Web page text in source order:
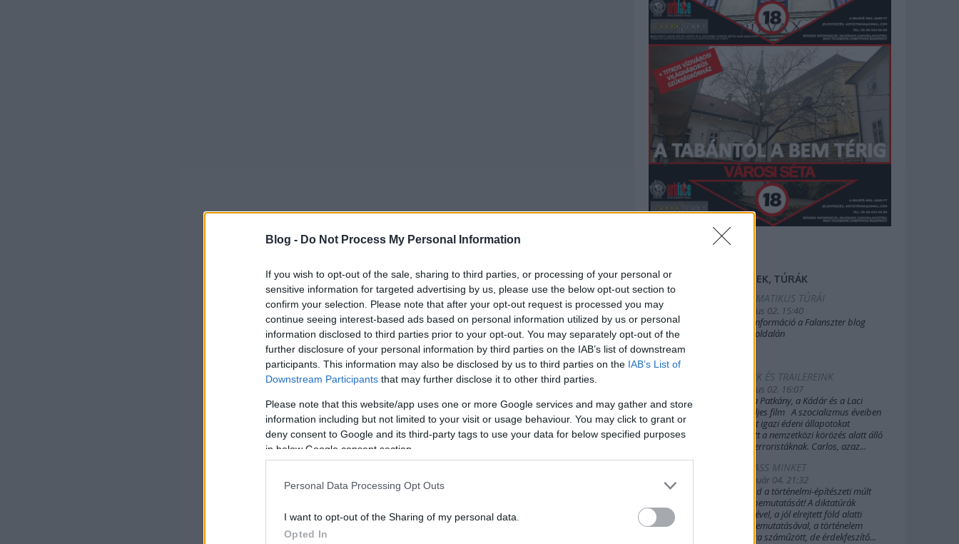
Blog - Do Not Process My Personal Information
If you wish to opt-out of the sale, sharing to third parties, or processing of your personal or
sensitive information for targeted advertising by us, please use the below opt-out section to
confirm your selection. Please note that after your opt-out request is processed you may
continue seeing interest-based ads based on personal information utilized by us or personal
information disclosed to third parties prior to your opt-out. You may separately opt-out of the
further disclosure of your personal information by third parties on the IAB’s list of downstream
participants. This information may also be disclosed by us to third parties on the IAB’s List of
Downstream Participants that may further disclose it to other third parties.
Please note that this website/app uses one or more Google services and may gather and store
information including but not limited to your visit or usage behaviour. You may click to grant or
deny consent to Google and its third-party tags to use your data for below specified purposes
in below Google consent section.
Personal Data Processing Opt Outs
I want to opt-out of the Sharing of my personal data.
Opted In
FILMEK, TÚRÁK
2025.TEMATIKUS TÚRÁI
2019. július 02. 15:40
Bővebb információ a Falanszter blog
oldal FB-oldalán
FILMEINK ÉS TRAILEREINK
2019. július 02. 16:07
A Sakál, a Patkány, a Kádár és a Laci
(2022) teljes film A szocializmus éveiben
Budapest igazi édeni állapotokat
biztosított a nemzetközi körözés alatt álló
külföldi terroristáknak. Carlos, azaz...
TÁMOGASS MINKET
2020. január 04. 21:32
Támogasd a történelmi-építészeti múlt
további bemutatását! A diktatúrák
építészetével, a jól elrejtett föld alatti
világok bemutatásával, a történelem
margójára száműzött, de érdekfeszítő...